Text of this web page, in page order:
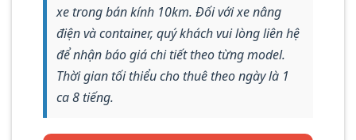
xe trong bán kính 10km. Đối với xe nâng
điện và container, quý khách vui lòng liên hệ
để nhận báo giá chi tiết theo từng model.
Thời gian tối thiểu cho thuê theo ngày là 1
ca 8 tiếng.